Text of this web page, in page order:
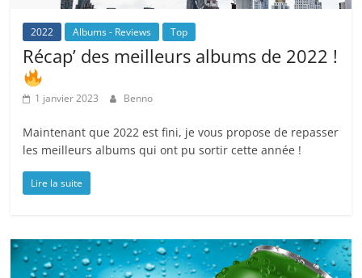
2022 Albums - Reviews Top
Récap’ des meilleurs albums de 2022 !
1 janvier 2023 Benno
Maintenant que 2022 est fini, je vous propose de repasser
les meilleurs albums qui ont pu sortir cette année !
Lire la suite